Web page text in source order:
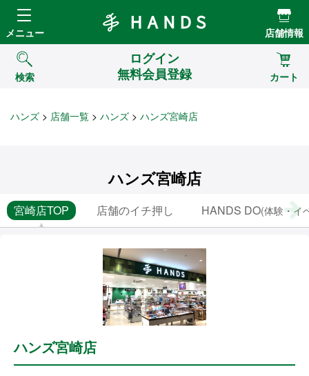
Hands ハンズ
メニュー 店舗情報
検索
ログイン
無料会員登録
カート
ハンズ 店舗一覧 ハンズ ハンズ宮崎店
ハンズ宮崎店
宮崎店TOP 店舗のイチ押し HANDS DO(体験・イ
ハンズ宮崎店